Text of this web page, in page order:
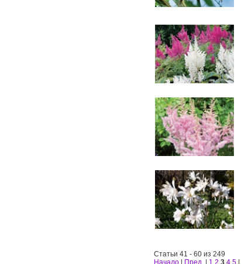
Статьи 41 - 60 из 249
Начало
Пред. 1 2 3 4 5